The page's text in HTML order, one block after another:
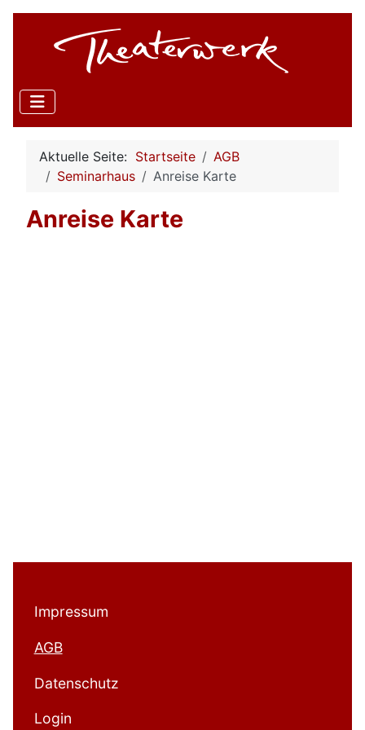
Aktuelle Seite: Startseite
AGB
Seminarhaus
Anreise Karte
Anreise Karte
Impressum
AGB
Datenschutz
Login